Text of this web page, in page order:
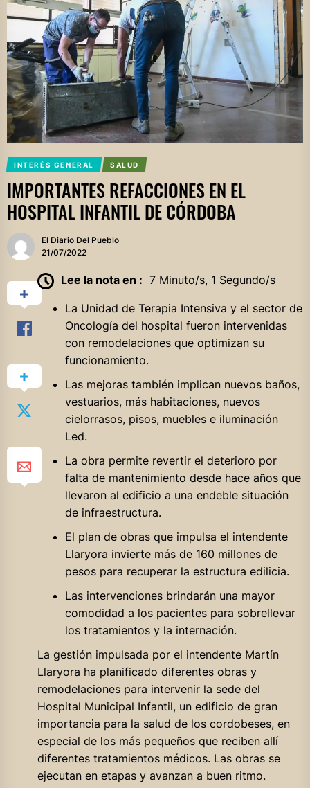
INTERÉS GENERAL SALUD
IMPORTANTES REFACCIONES EN EL
HOSPITAL INFANTIL DE CÓRDOBA
El Diario Del Pueblo
21/07/2022
Lee la nota en : 7 Minuto/s, 1 Segundo/s
La Unidad de Terapia Intensiva y el sector de
Oncología del hospital fueron intervenidas
con remodelaciones que optimizan su
funcionamiento.
Las mejoras también implican nuevos baños,
vestuarios, más habitaciones, nuevos
cielorrasos, pisos, muebles e iluminación
Led.
La obra permite revertir el deterioro por
falta de mantenimiento desde hace años que
llevaron al edificio a una endeble situación
de infraestructura.
El plan de obras que impulsa el intendente
Llaryora invierte más de 160 millones de
pesos para recuperar la estructura edilicia.
Las intervenciones brindarán una mayor
comodidad a los pacientes para sobrellevar
los tratamientos y la internación.
La gestión impulsada por el intendente Martín
Llaryora ha planificado diferentes obras y
remodelaciones para intervenir la sede del
Hospital Municipal Infantil, un edificio de gran
importancia para la salud de los cordobeses, en
especial de los más pequeños que reciben allí
diferentes tratamientos médicos. Las obras se
ejecutan en etapas y avanzan a buen ritmo.